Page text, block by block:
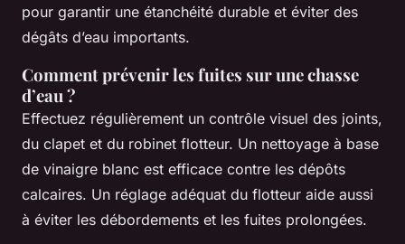
pour garantir une étanchéité durable et éviter des
dégâts d’eau importants.
Comment prévenir les fuites sur une chasse
d’eau ?
Effectuez régulièrement un contrôle visuel des joints,
du clapet et du robinet flotteur. Un nettoyage à base
de vinaigre blanc est efficace contre les dépôts
calcaires. Un réglage adéquat du flotteur aide aussi
à éviter les débordements et les fuites prolongées.